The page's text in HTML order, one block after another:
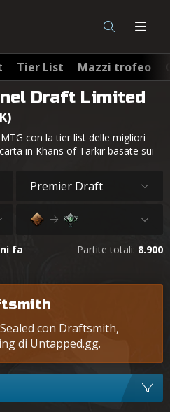
Tier List Mazzi trofeo
Draft Limited
con la tier list delle migliori
in Khans of Tarkir basate sui
Premier Draft
fa Partite totali: 8.900
con Draftsmith,
di Untapped.gg.